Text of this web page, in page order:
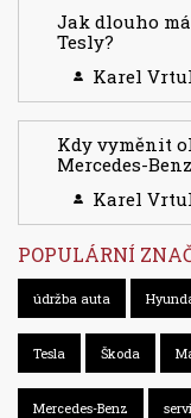
Jak dlouho
Tesly?
Karel
Kdy vyměnit
Mercedes-Benz
Karel
POPULÁRNÍ
údržba auta
Tesla Škoda
Mercedes-Benz